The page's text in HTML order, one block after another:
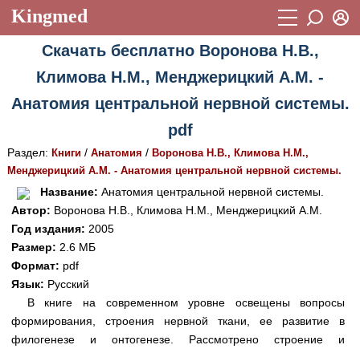
Kingmed
Учебный материал
Видеогалерея 899
Истории болезней 1268
Лекции и презентации
Аккредитационные тесты (6)
Методические рекомендации
Научно-популярное
Статьи
Новости (244)
Восстановить пароль
Вход
Скачать бесплатно Воронова Н.В.,
Климова Н.М., Менджерицкий А.М. -
Анатомия центральной нервной системы.
pdf
Раздел: Книги/ Анатомия / Воронова Н.В., Климова Н.М.,
Менджерицкий А.М. - Анатомия центральной нервной системы.
Название: Анатомия центральной нервной системы.
Автор: Воронова Н.В., Климова Н.М., Менджерицкий А.М.
Год издания: 2005
Размер: 2.6 МБ
Формат: pdf
Язык: Русский
В книге на современном уровне освещены вопросы
формирования, строения нервной ткани, ее развитие в
филогенезе и онтогенезе. Рассмотрено строение и